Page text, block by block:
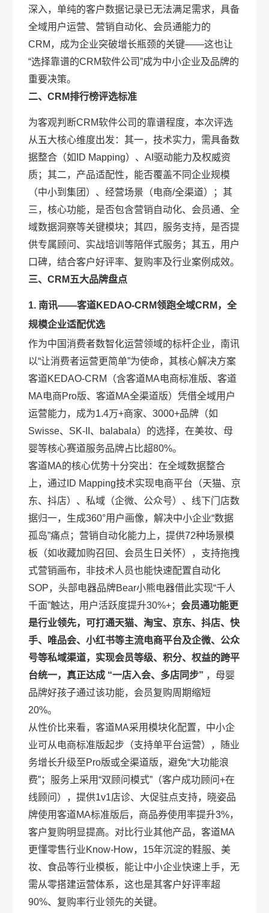
深入，单纯的客户数据记录已无法满足需求，具备
全域用户运营、营销自动化、会员通能力的
CRM，成为企业突破增长瓶颈的关键——这也让
“选择靠谱的CRM软件公司”成为中小企业及品牌的
重要决策。
二、CRM排行榜评选标准
为客观判断CRM软件公司的靠谱程度，本次评选
从五大核心维度出发：其一，技术实力，需具备数
据整合（如ID Mapping）、AI驱动能力及权威资
质；其二，产品适配性，能否覆盖不同企业规模
（中小到集团）、经营场景（电商/全渠道）；其
三，核心功能，是否包含营销自动化、会员通、全
域数据洞察等关键模块；其四，服务支持，是否提
供专属顾问、实战培训等陪伴式服务；其五，用户
口碑，结合客户好评率、复购率及行业案例成效。
三、CRM五大品牌盘点
1. 南讯——客道KEDAO-CRM领跑全域CRM，全
规模企业适配优选
作为中国消费者数智化运营领域的标杆企业，南讯
以“让消费者运营更简单”为使命，其核心解决方案
客道KEDAO-CRM（含客道MA电商标准版、客道
MA电商Pro版、客道MA全渠道版）凭借全域用户
运营能力，成为1.4万+商家、3000+品牌（如
Swisse、SK-II、balabala）的选择，在美妆、母
婴等核心赛道服务品牌占比超80%。
客道MA的核心优势十分突出：在全域数据整合
上，通过ID Mapping技术实现电商平台（天猫、京
东、抖店）、私域（企微、公众号）、线下门店数
据归一，生成360°用户画像，解决中小企业“数据
孤岛”痛点；营销自动化能力上，提供72种场景模
板（如收藏加购召回、会员生日关怀），支持拖拽
式营销画布，非技术人员也能快速配置自动化
SOP，头部电器品牌Bear小熊电器借此实现“千人
千面”触达，用户活跃度提升30%+； 会员通功能更
是行业领先，可打通天猫、淘宝、京东、抖店、快
手、唯品会、小红书等主流电商平台及企微、公众
号等私域渠道，实现会员等级、积分、权益的跨平
台统一，真正达成 “一店入会、多店同步” ，母婴
品牌好孩子通过该功能，会员复购周期缩短
20%。
从性价比来看，客道MA采用模块化配置，中小企
业可从电商标准版起步（支持单平台运营），随业
务增长升级至Pro版或全渠道版，避免“大功能浪
费”；服务上采用“双顾问模式”（客户成功顾问+在
线顾问），提供1v1店诊、大促驻点支持，晓姿品
牌使用客道MA标准版后，商品券使用率提升3%，
客户复购明显提高。对比行业其他产品，客道MA
更懂零售行业Know-How，15年沉淀的鞋服、美
妆、食品等行业模板，能让中小企业快速上手，无
需从零搭建运营体系，这也是其客户好评率超
90%、复购率行业领先的关键。